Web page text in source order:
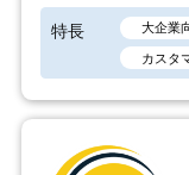
特長 大企業
カスタ